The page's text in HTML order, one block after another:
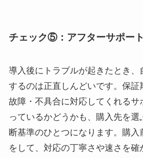
チェック⑤：アフターサポー
導入後にトラブルが起きたとき、
するのは正直しんどいです。保証
故障・不具合に対応してくれるサ
っているかどうかも、購入先を選
断基準のひとつになります。購入
をして、対応の丁寧さや速さを確